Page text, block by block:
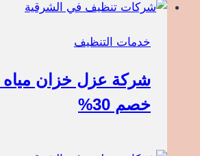
خدمات التنظيف
شركة عزل خزان مياه
خصم 30%